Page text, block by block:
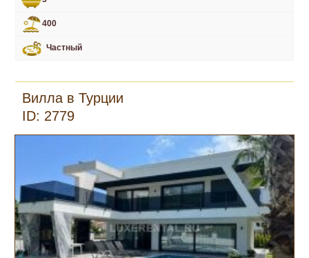
400
Частный
Вилла в Турции
ID: 2779